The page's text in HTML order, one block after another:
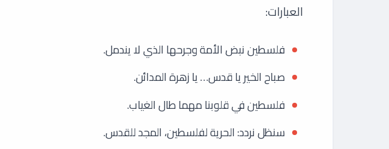
العبارات:
فلسطين نبض الأمة وجرحها الذي لا يندمل.
صباح الخير يا قدس… يا زهرة المدائن.
فلسطين في قلوبنا مهما طال الغياب.
سنظل نردد: الحرية لفلسطين، المجد للقدس.